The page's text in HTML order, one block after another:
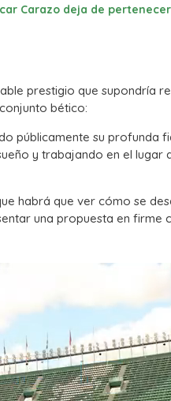
Carazo deja de
prestigio que supondría
bético:
públicamente su profunda
y trabajando en el
habrá que ver cómo se
una propuesta en firme